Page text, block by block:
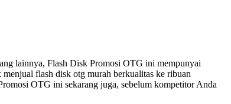
lainnya, Flash Disk Promosi OTG ini mempunyai
flash disk otg murah berkualitas ke ribuan
OTG ini sekarang juga, sebelum kompetitor Anda